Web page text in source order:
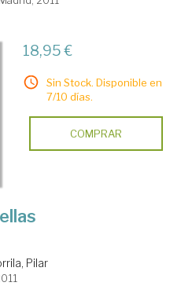
18,95 €
Sin Stock. Disponible en
7/10 días.
COMPRAR
Pilar